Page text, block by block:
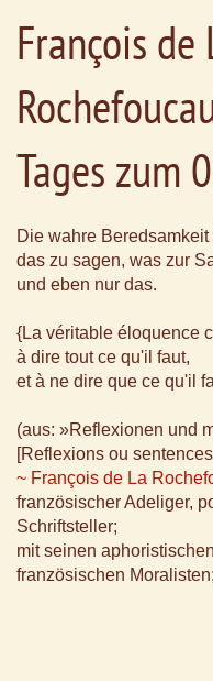
François de
Tages zum
Die wahre Beredsamkeit
das zu sagen, was zur
und eben nur das.
{La véritable éloquence
à dire tout ce qu'il faut,
et à ne dire que ce qu'il
(aus: »Reflexionen und
[Reflexions ou
~ François de La
französischer Adeliger,
Schriftsteller;
mit seinen
französischen